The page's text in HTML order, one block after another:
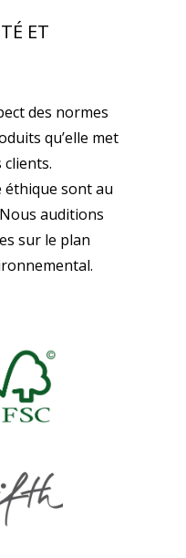
ET
des normes
qu’elle met
éthique sont au
auditions
sur le plan